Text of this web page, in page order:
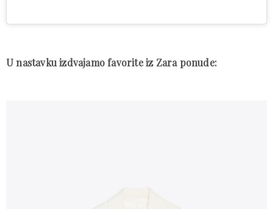
U nastavku izdvajamo favorite iz Zara ponude: